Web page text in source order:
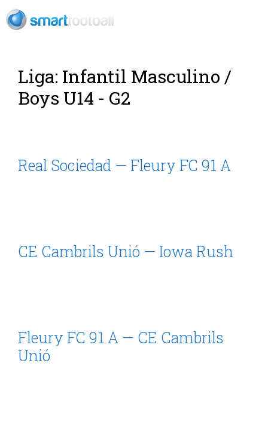
Liga: Infantil Masculino /
Boys U14 - G2
Real Sociedad — Fleury FC 91 A
CE Cambrils Unió — Iowa Rush
Fleury FC 91 A — CE Cambrils
Unió